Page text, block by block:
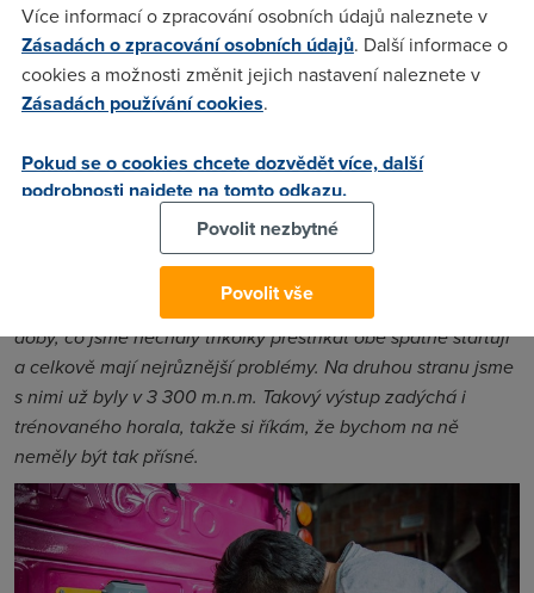
se na takové dobrodružství musejí samozřejmě nějak
vypadat. Proto je holky nechaly v místní lakovněpřestříkat
na růžovou. Jenomže jakmile je mechanici znovu složili,
vznikly komplikace. Za první zatáčkou došel staršímu
holky alespoň vědí, co v takovém případě čekat a dělat.
Žádné drama, ale už vím, co to všechno obnáší. Když
tuktuku dojde benzín a vy ho ještě chvíli zkoušíte, tak vás
pak docela zlobí pár startů. Teď už
vozíme pěti galonové
s benzínem stále s sebou. Je tedy pravda, že od té
doby, co jsme nechaly tříkolky přestříkat obě špatně startují
a celkově mají nejrůznější problémy. Na druhou stranu jsme
s nimi už byly v 3 300 m.n.m. Takový výstup zadýchá i
trénovaného horala, takže si říkám, že bychom na ně
neměly být tak přísné.
Více informací o zpracování osobních údajů naleznete v
Zásadách o zpracování osobních údajů. Další informace o
cookies a možnosti změnit jejich nastavení naleznete v
Zásadách používání cookies.
Pokud se o cookies chcete dozvědět více, další
podrobnosti najdete na tomto odkazu.
Povolit nezbytné
Povolit vše